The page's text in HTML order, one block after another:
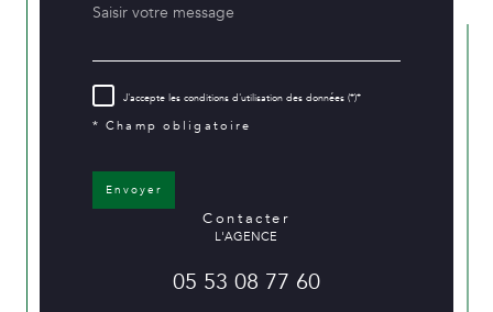
J'accepte les conditions d'utilisation des données (*)*
* Champ obligatoire
Envoyer
contacter
L'AGENCE
05 53 08 77 60